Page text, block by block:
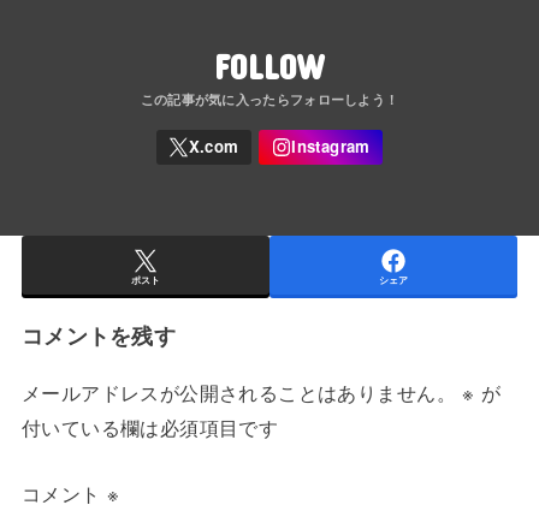
FOLLOW
ポスト シェア
コメントを残す
メールアドレスが公開されることはありません。 ※ が
付いている欄は必須項目です
コメント ※